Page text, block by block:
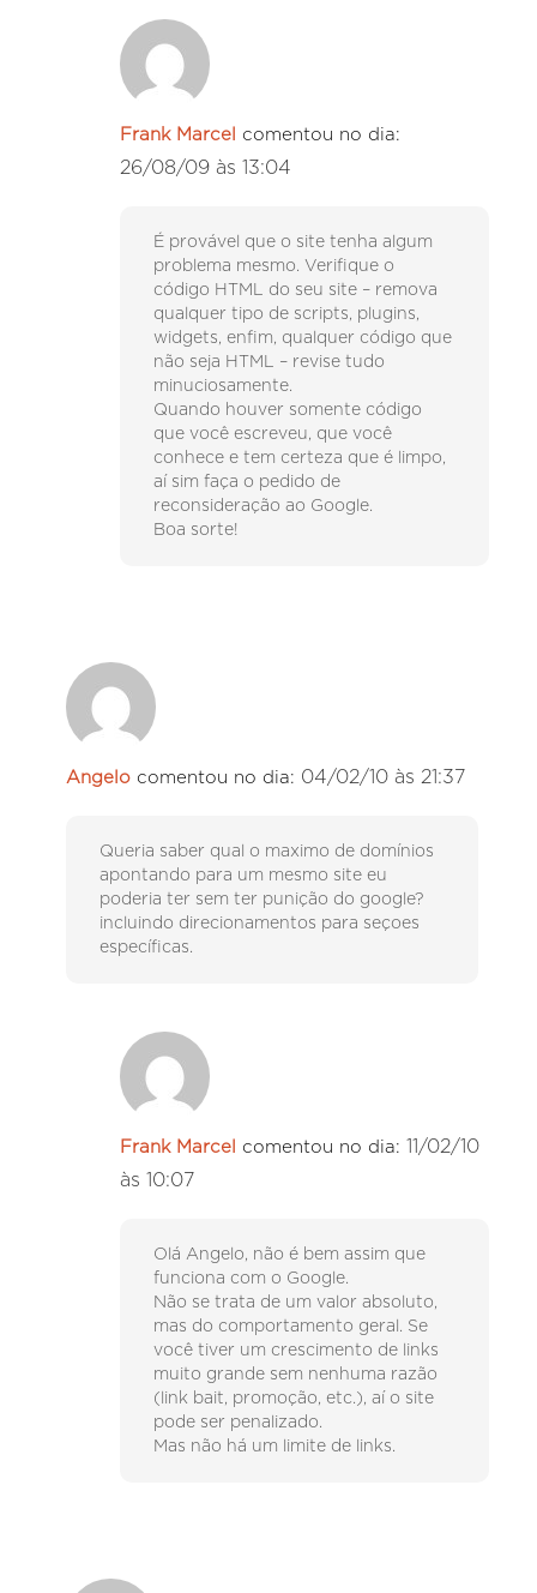
Frank Marcel comentou no dia:
26/08/09 às 13:04
É provável que o site tenha algum
problema mesmo. Verifique o
código HTML do seu site – remova
qualquer tipo de scripts, plugins,
widgets, enfim, qualquer código que
não seja HTML – revise tudo
minuciosamente.
Quando houver somente código
que você escreveu, que você
conhece e tem certeza que é limpo,
aí sim faça o pedido de
reconsideração ao Google.
Boa sorte!
Angelo comentou no dia: 04/02/10 às 21:37
Queria saber qual o maximo de domínios
apontando para um mesmo site eu
poderia ter sem ter punição do google?
incluindo direcionamentos para seçoes
específicas.
Frank Marcel comentou no dia: 11/02/10
às 10:07
Olá Angelo, não é bem assim que
funciona com o Google.
Não se trata de um valor absoluto,
mas do comportamento geral. Se
você tiver um crescimento de links
muito grande sem nenhuma razão
(link bait, promoção, etc.), aí o site
pode ser penalizado.
Mas não há um limite de links.